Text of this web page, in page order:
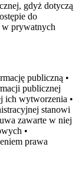
gdyż dotyczą
do
w prywatnych
publiczną •
publicznej
ich wytworzenia •
stanowi
zawarte w niej
•
prawa